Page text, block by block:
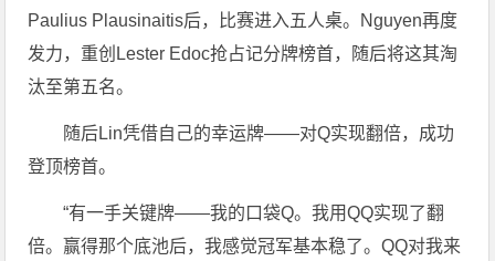
Paulius Plausinaitis后，比赛进入五人桌。Nguyen再度
发力，重创Lester Edoc抢占记分牌榜首，随后将这其淘
汰至第五名。
随后Lin凭借自己的幸运牌——对Q实现翻倍，成功
登顶榜首。
“有一手关键牌——我的口袋Q。我用QQ实现了翻
倍。赢得那个底池后，我感觉冠军基本稳了。QQ对我来